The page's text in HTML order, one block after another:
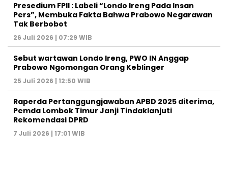
Presedium FPII : Labeli “Londo Ireng Pada Insan
Pers”, Membuka Fakta Bahwa Prabowo Negarawan
Tak Berbobot
26 Juli 2026 | 07:29 WIB
Sebut wartawan Londo Ireng, PWO IN Anggap
Prabowo Ngomongan Orang Keblinger
25 Juli 2026 | 12:50 WIB
Raperda Pertanggungjawaban APBD 2025 diterima,
Pemda Lombok Timur Janji Tindaklanjuti
Rekomendasi DPRD
7 Juli 2026 | 17:01 WIB